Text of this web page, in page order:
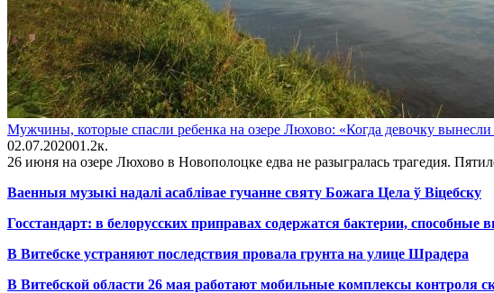
Мужчины, которые спасли ребенка на озере Люхово: «Когда девочку
02.07.202001.2к.
26 июня на озере Люхово в Новополоцке едва не разыгралась трагедия.
Ваенныя музыкі надалі асаблівае гучанне святу Божага Цела ў Віцебску
Госстандарт: в белорусских приправах содержатся бактерии, способные
В Витебске устраняют последствия провала грунта на улице Шрадера
В Витебской области 26 мая работают мобильные комплексы контроля